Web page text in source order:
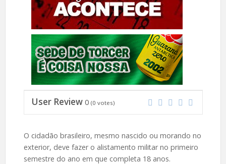
User Review 0 (0 votes)
O cidadão brasileiro, mesmo nascido ou morando no
exterior, deve fazer o alistamento militar no primeiro
semestre do ano em que completa 18 anos.